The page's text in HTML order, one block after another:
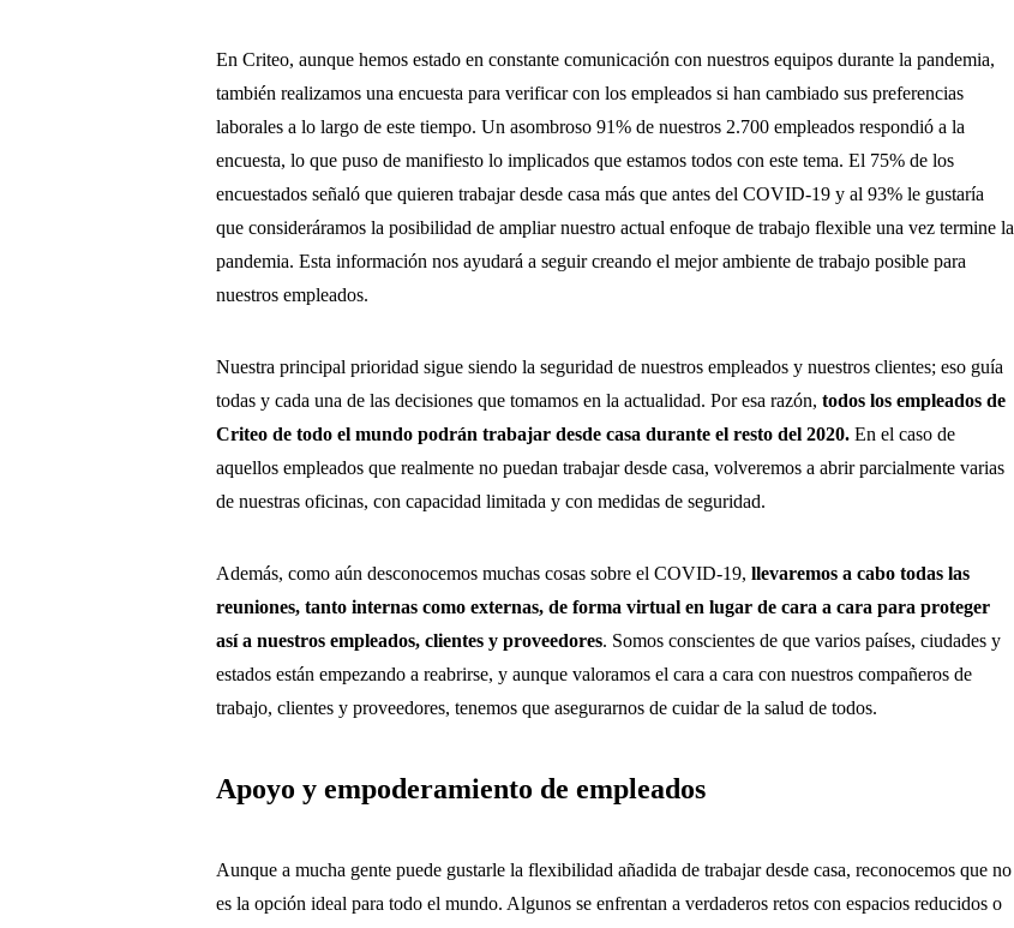
En Criteo, aunque hemos estado en constante comunicación con nuestros equipos durante la pandemia,
también realizamos una encuesta para verificar con los empleados si han cambiado sus preferencias
laborales a lo largo de este tiempo. Un asombroso 91% de nuestros 2.700 empleados respondió a la
encuesta, lo que puso de manifiesto lo implicados que estamos todos con este tema. El 75% de los
encuestados señaló que quieren trabajar desde casa más que antes del COVID-19 y al 93% le gustaría
que consideráramos la posibilidad de ampliar nuestro actual enfoque de trabajo flexible una vez termine la
pandemia. Esta información nos ayudará a seguir creando el mejor ambiente de trabajo posible para
nuestros empleados.
Nuestra principal prioridad sigue siendo la seguridad de nuestros empleados y nuestros clientes; eso guía
todas y cada una de las decisiones que tomamos en la actualidad. Por esa razón,todos los empleados de
Criteo de todo el mundo podrán trabajar desde casa durante el resto del 2020.En el caso de
aquellos empleados que realmente no puedan trabajar desde casa, volveremos a abrir parcialmente varias
de nuestras oficinas, con capacidad limitada y con medidas de seguridad.
Además, como aún desconocemos muchas cosas sobre el COVID-19,llevaremos a cabo todas las
reuniones, tanto internas como externas, de forma virtual en lugar de cara a cara para proteger
así a nuestros empleados, clientes y proveedores. Somos conscientes de que varios países, ciudades y
estados están empezando a reabrirse, y aunque valoramos el cara a cara con nuestros compañeros de
trabajo, clientes y proveedores, tenemos que asegurarnos de cuidar de la salud de todos.
Apoyo y empoderamiento de empleados
Aunque a mucha gente puede gustarle la flexibilidad añadida de trabajar desde casa, reconocemos que no
es la opción ideal para todo el mundo. Algunos se enfrentan a verdaderos retos con espacios reducidos o